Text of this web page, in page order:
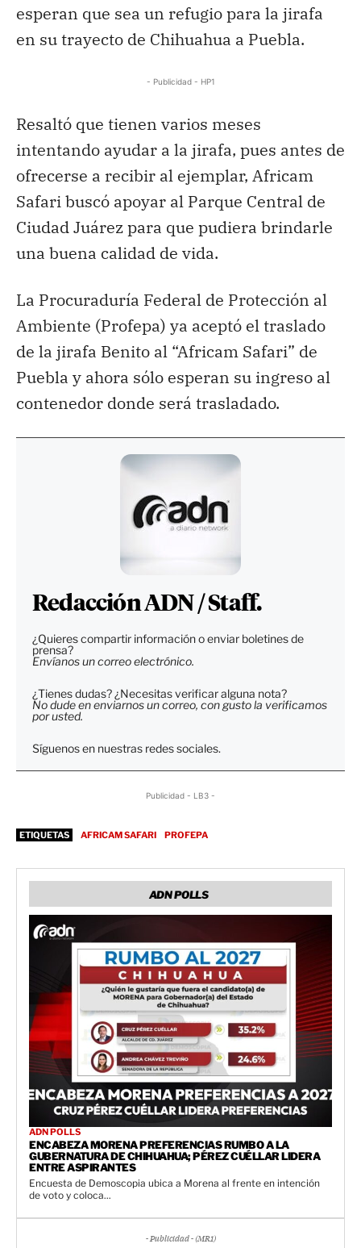
esperan que sea un refugio para la jirafa
en su trayecto de Chihuahua a Puebla.
- Publicidad - HP1
Resaltó que tienen varios meses
intentando ayudar a la jirafa, pues antes de
ofrecerse a recibir al ejemplar, Africam
Safari buscó apoyar al Parque Central de
Ciudad Juárez para que pudiera brindarle
una buena calidad de vida.
La Procuraduría Federal de Protección al
Ambiente (Profepa) ya aceptó el traslado
de la jirafa Benito al “Africam Safari” de
Puebla y ahora sólo esperan su ingreso al
contenedor donde será trasladado.
Redacción ADN / Staff.
¿Quieres compartir información o enviar boletines de
prensa?
Envíanos un correo electrónico.
¿Tienes dudas? ¿Necesitas verificar alguna nota?
No dude en enviarnos un correo, con gusto la verificamos
por usted.
Síguenos en nuestras redes sociales.
Publicidad - LB3 -
ETIQUETAS AFRICAM SAFARI PROFEPA
ADN POLLS
ADN POLLS
ENCABEZA MORENA PREFERENCIAS RUMBO A LA
GUBERNATURA DE CHIHUAHUA; PÉREZ CUÉLLAR LIDERA
ENTRE ASPIRANTES
Encuesta de Demoscopia ubica a Morena al frente en intención
de voto y coloca...
- Publicidad - (MR1)